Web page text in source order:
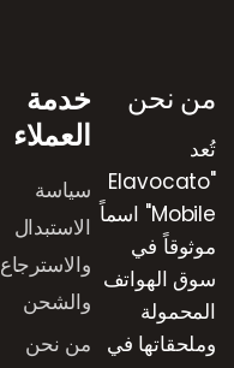
من نحن
تُعد
"Elavocato
Mobile" اسماً
موثوقاً في
سوق الهواتف
المحمولة
وملحقاتها في
خدمة
العملاء
سياسة
الاستبدال
والاسترجاع
والشحن
من نحن